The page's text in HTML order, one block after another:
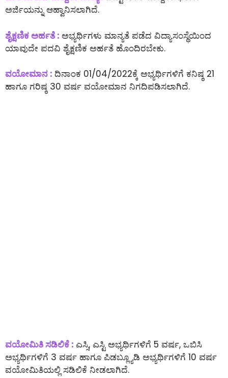
ಅರ್ಜಿಯನ್ನು ಆಹ್ವಾನಿಸಲಾಗಿದೆ.
ಶೈಕ್ಷಣಿಕ ಅರ್ಹತೆ : ಅಭ್ಯರ್ಥಿಗಳು ಮಾನ್ಯತೆ ಪಡೆದ ವಿದ್ಯಾಸಂಸ್ಥೆಯಿಂದ
ಯಾವುದೇ ಪದವಿ ಶೈಕ್ಷಣಿಕ ಅರ್ಹತೆ ಹೊಂದಿರಬೇಕು.
ವಯೋಮಾನ : ದಿನಾಂಕ 01/04/2022ಕ್ಕೆ ಅಭ್ಯರ್ಥಿಗಳಿಗೆ ಕನಿಷ್ಠ 21
ಹಾಗೂ ಗರಿಷ್ಠ 30 ವರ್ಷ ವಯೋಮಾನ ನಿಗದಿಪಡಿಸಲಾಗಿದೆ.
ವಯೋಮಿತಿ ಸಡಿಲಿಕೆ : ಎಸ್ಸಿ, ಎಸ್ಟಿ ಅಭ್ಯರ್ಥಿಗಳಿಗೆ 5 ವರ್ಷ, ಒಬಿಸಿ
ಅಭ್ಯರ್ಥಿಗಳಿಗೆ 3 ವರ್ಷ ಹಾಗೂ ಪಿಡಬ್ಲ್ಯೂಡಿ ಅಭ್ಯರ್ಥಿಗಳಿಗೆ 10 ವರ್ಷ
ವಯೋಮಿತಿಯಲ್ಲಿ ಸಡಿಲಿಕೆ ನೀಡಲಾಗಿದೆ.